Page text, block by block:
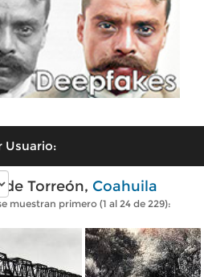
Usuario:
Torreón, Coahuila
muestran primero (1 al 24 de 229):